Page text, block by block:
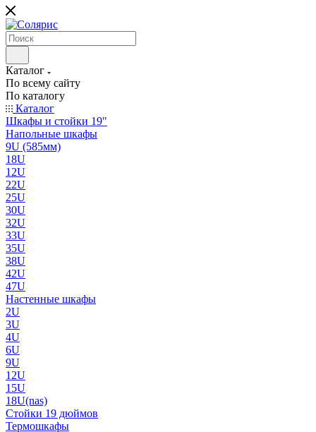
Каталог
По всему сайту
По каталогу
Каталог
Шкафы и стойки 19"
Напольные шкафы
9U (585мм)
18U
12U
22U
25U
30U
32U
33U
35U
38U
42U
47U
Настенные шкафы
2U
3U
4U
6U
9U
12U
15U
18U(nas)
Стойки 19 дюймов
Термошкафы